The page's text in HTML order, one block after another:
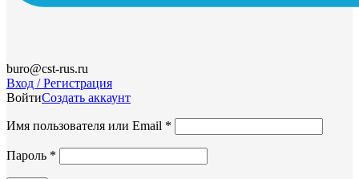
buro@cst-rus.ru
Вход / Регистрация
ВойтиСоздать аккаунт
Имя пользователя или Email *
Пароль *